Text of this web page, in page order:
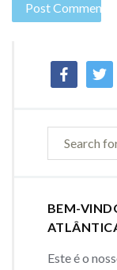
facebooktwitter
BEM-
Este é o